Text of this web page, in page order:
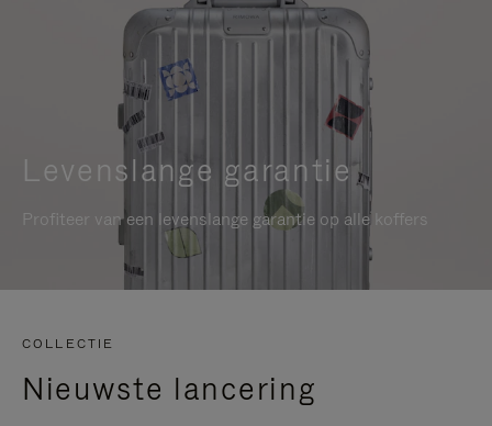
Levenslange garantie
Profiteer van een levenslange garantie op alle koffers
COLLECTIE
Nieuwste lancering